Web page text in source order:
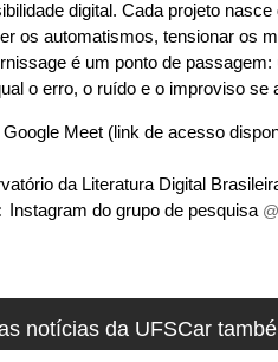
digital. Cada projeto
os automatismos, tensionar os
é um ponto de
o erro, o ruído e o improviso
Meet (link de acesso
da Literatura Digital
Instagram do grupo de pesquisa
notícias da UFSCar